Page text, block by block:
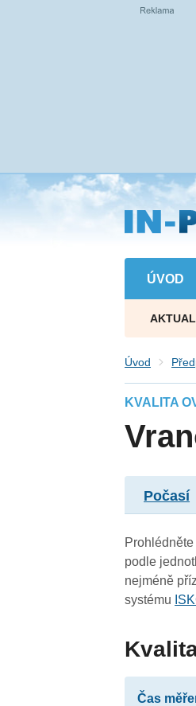
Přejít
na
hlavní
obsah
ÚVOD
Úvod
KVALITA
Počasí
podle
nejméně
systému
Čas